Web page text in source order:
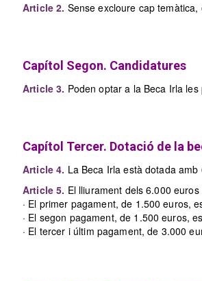
Article 2. Sense excloure cap
Capítol Segon. Candidatures
Article 3. Poden optar a la Beca Irla
Capítol Tercer. Dotació de la
Article 4. La Beca Irla està dotada
Article 5. El lliurament dels 6.000
· El primer pagament, de 1.500 euros,
· El segon pagament, de 1.500 euros,
· El tercer i últim pagament, de 3.000